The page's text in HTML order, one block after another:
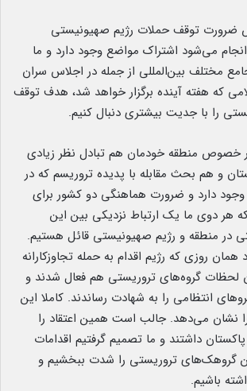
توقف حملات رژیم صهیونیستی
می‌شود اشتراک مواضع وجود دارد و ما
مختلف بین‌المللی از جمله در اجلاس سران
که هفته آینده برگزار خواهد شد، هدف توقف
را با جدیت بیشتری دنبال کنیم.
خصوص منطقه خودمان هم تبادل نظر زیادی
و هم بحث مقابله با پدیده تروریسم که در
دارد و ضرورت هماهنگی دو کشور برای
که هر دوی ما یک ارتباط نزدیکی بین این
در منطقه و رژیم صهیونیستی قائل هستیم.
روزی که رژیم اقدام به حمله تجاوزکارانه
لحظات گروه‌های تروریستی هم فعال شدند و
انتظامی را به شهادت رساندند. کاملا این
نشان می‌دهد. جالب است همین اعتقاد را
داشتند و ما تصمیم گرفتیم اقدامات
گروهک‌های تروریستی را شدت ببخشیم و
باشیم.